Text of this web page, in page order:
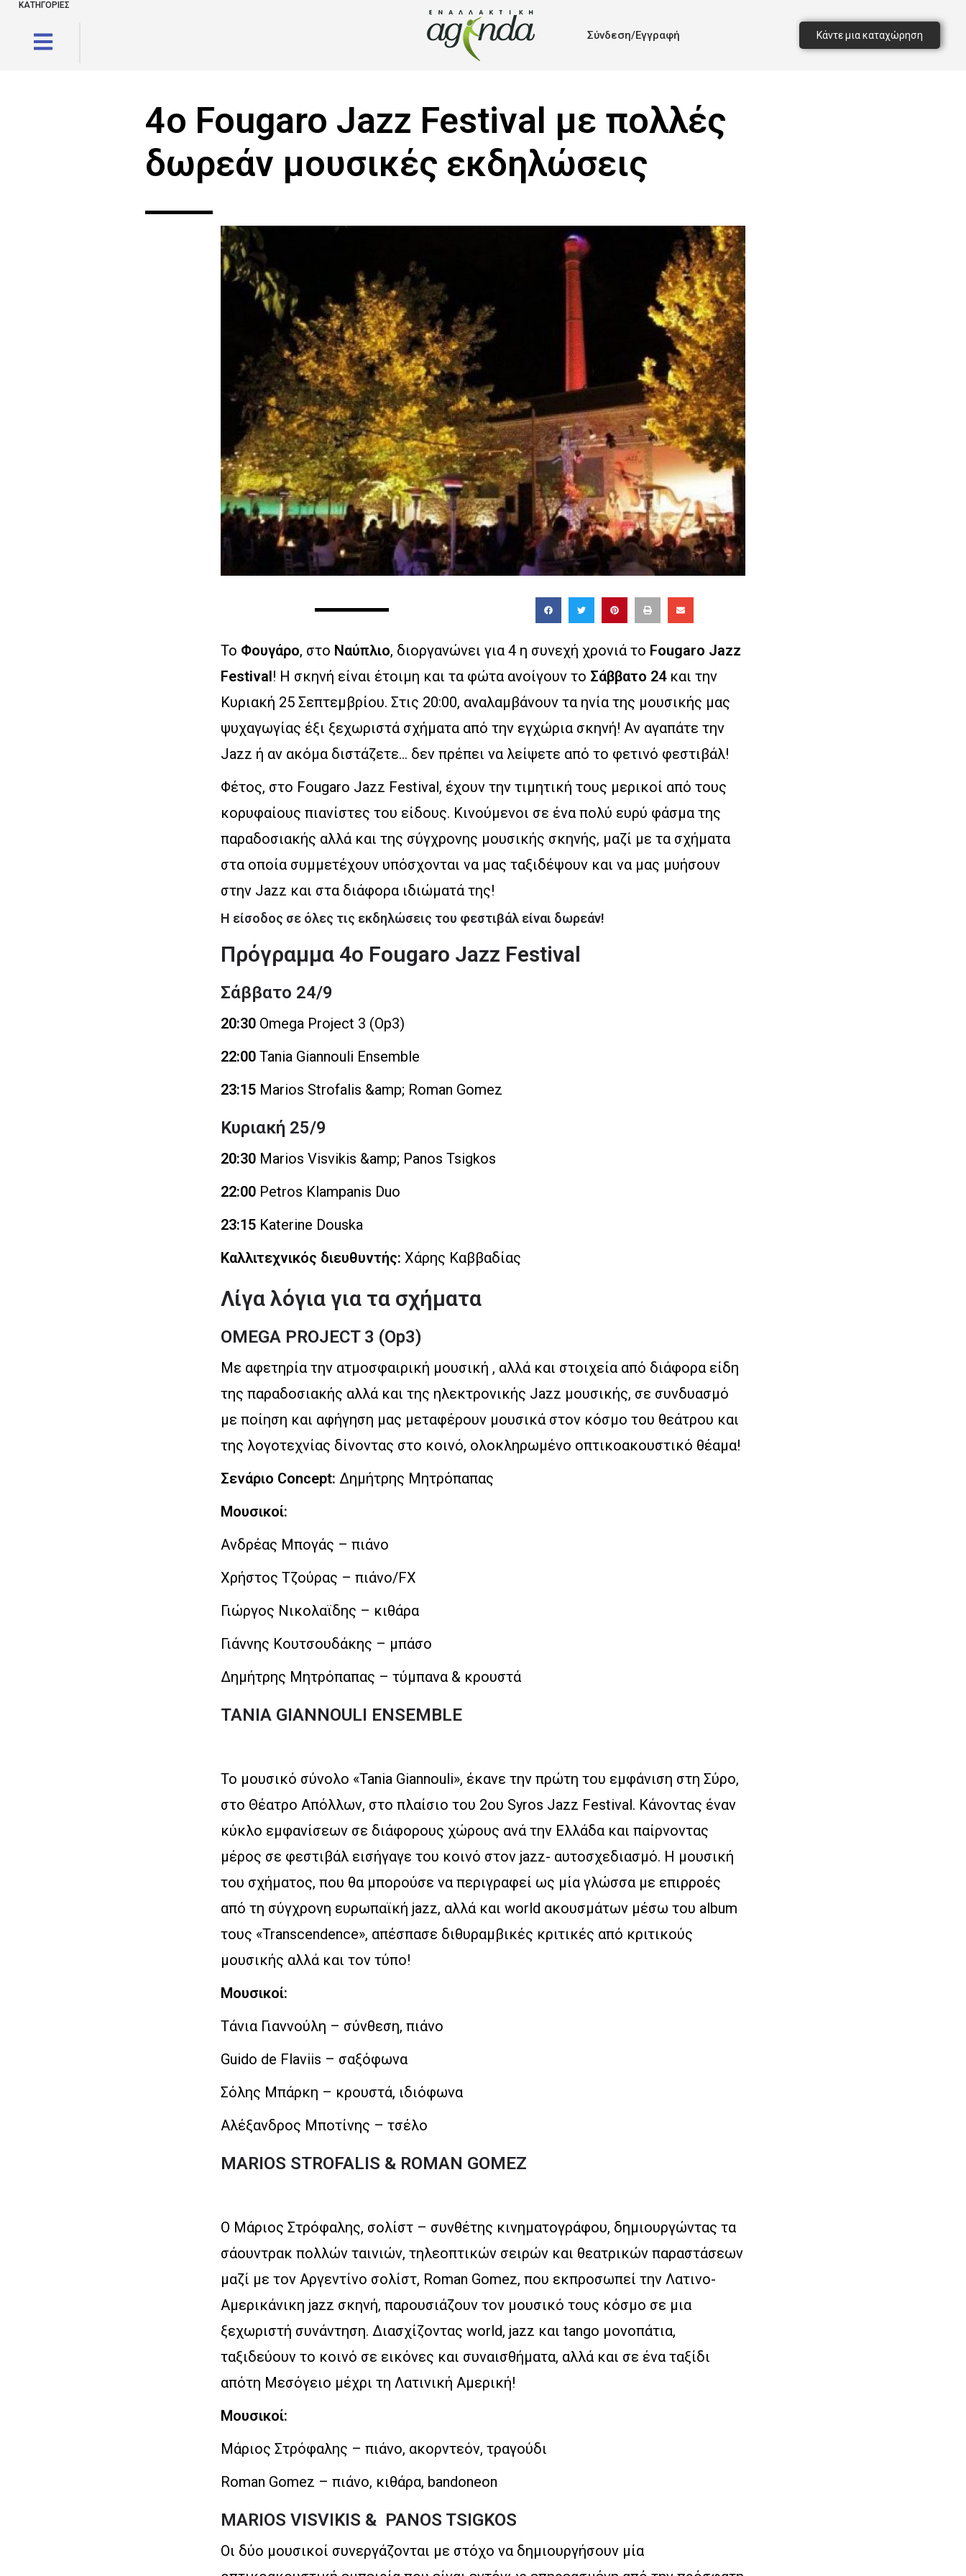
ΚΑΤΗΓΟΡΙΕΣ
Σύνδεση/Εγγραφή Κάντε μια καταχώρηση
4ο Fougaro Jazz Festival με πολλές
δωρεάν μουσικές εκδηλώσεις
Το Φουγάρο, στο Ναύπλιο, διοργανώνει για 4 η συνεχή χρονιά το Fougaro Jazz
Festival! Η σκηνή είναι έτοιμη και τα φώτα ανοίγουν το Σάββατο 24και την
Κυριακή 25 Σεπτεμβρίου. Στις 20:00, αναλαμβάνουν τα ηνία της μουσικής μας
ψυχαγωγίας έξι ξεχωριστά σχήματα από την εγχώρια σκηνή! Αν αγαπάτε την
Jazz ή αν ακόμα διστάζετε… δεν πρέπει να λείψετε από το φετινό φεστιβάλ!
Φέτος, στο Fougaro Jazz Festival, έχουν την τιμητική τους μερικοί από τους
κορυφαίους πιανίστες του είδους. Κινούμενοι σε ένα πολύ ευρύ φάσμα της
παραδοσιακής αλλά και της σύγχρονης μουσικής σκηνής, μαζί με τα σχήματα
στα οποία συμμετέχουν υπόσχονται να μας ταξιδέψουν και να μας μυήσουν
στην Jazz και στα διάφορα ιδιώματά της!
Η είσοδος σε όλες τις εκδηλώσεις του φεστιβάλ είναι δωρεάν!
Πρόγραμμα 4ο Fougaro Jazz Festival
Σάββατο 24/9
20:30 Omega Project 3 (Op3)
22:00 Tania Giannouli Ensemble
23:15 Marios Strofalis &amp; Roman Gomez
Κυριακή 25/9
20:30 Marios Visvikis &amp; Panos Tsigkos
22:00 Petros Klampanis Duo
23:15 Katerine Douska
Καλλιτεχνικός διευθυντής: Χάρης Καββαδίας
Λίγα λόγια για τα σχήματα
OMEGA PROJECT 3 (Op3)
Με αφετηρία την ατμοσφαιρική μουσική , αλλά και στοιχεία από διάφορα είδη
της παραδοσιακής αλλά και της ηλεκτρονικής Jazz μουσικής, σε συνδυασμό
με ποίηση και αφήγηση μας μεταφέρουν μουσικά στον κόσμο του θεάτρου και
της λογοτεχνίας δίνοντας στο κοινό, ολοκληρωμένο οπτικοακουστικό θέαμα!
Σενάριο Concept: Δημήτρης Μητρόπαπας
Μουσικοί:
Ανδρέας Μπογάς – πιάνο
Χρήστος Τζούρας – πιάνο/FX
Γιώργος Νικολαϊδης – κιθάρα
Γιάννης Κουτσουδάκης – μπάσο
Δημήτρης Μητρόπαπας – τύμπανα & κρουστά
TANIA GIANNOULI ENSEMBLE
Το μουσικό σύνολο «Tania Giannouli», έκανε την πρώτη του εμφάνιση στη Σύρο,
στο Θέατρο Απόλλων, στο πλαίσιο του 2ου Syros Jazz Festival. Κάνοντας έναν
κύκλο εμφανίσεων σε διάφορους χώρους ανά την Ελλάδα και παίρνοντας
μέρος σε φεστιβάλ εισήγαγε του κοινό στον jazz- αυτοσχεδιασμό. Η μουσική
του σχήματος, που θα μπορούσε να περιγραφεί ως μία γλώσσα με επιρροές
από τη σύγχρονη ευρωπαϊκή jazz, αλλά και world ακουσμάτων μέσω του album
τους «Transcendence», απέσπασε διθυραμβικές κριτικές από κριτικούς
μουσικής αλλά και τον τύπο!
Μουσικοί:
Τάνια Γιαννούλη – σύνθεση, πιάνο
Guido de Flaviis – σαξόφωνα
Σόλης Μπάρκη – κρουστά, ιδιόφωνα
Αλέξανδρος Μποτίνης – τσέλο
MARIOS STROFALIS & ROMAN GOMEZ
Ο Mάριος Στρόφαλης, σολίστ – συνθέτης κινηματογράφου, δημιουργώντας τα
σάουντρακ πολλών ταινιών, τηλεοπτικών σειρών και θεατρικών παραστάσεων
μαζί με τον Αργεντίνο σολίστ, Roman Gomez, που εκπροσωπεί την Λατινο-
Αμερικάνικη jazz σκηνή, παρουσιάζουν τον μουσικό τους κόσμο σε μια
ξεχωριστή συνάντηση. Διασχίζοντας world, jazz και tango μονοπάτια,
ταξιδεύουν το κοινό σε εικόνες και συναισθήματα, αλλά και σε ένα ταξίδι
απότη Μεσόγειο μέχρι τη Λατινική Αμερική!
Μουσικοί:
Μάριος Στρόφαλης – πιάνο, ακορντεόν, τραγούδι
Roman Gomez – πιάνο, κιθάρα, bandoneon
MARIOS VISVIKIS & PANOS TSIGKOS
Οι δύο μουσικοί συνεργάζονται με στόχο να δημιουργήσουν μία